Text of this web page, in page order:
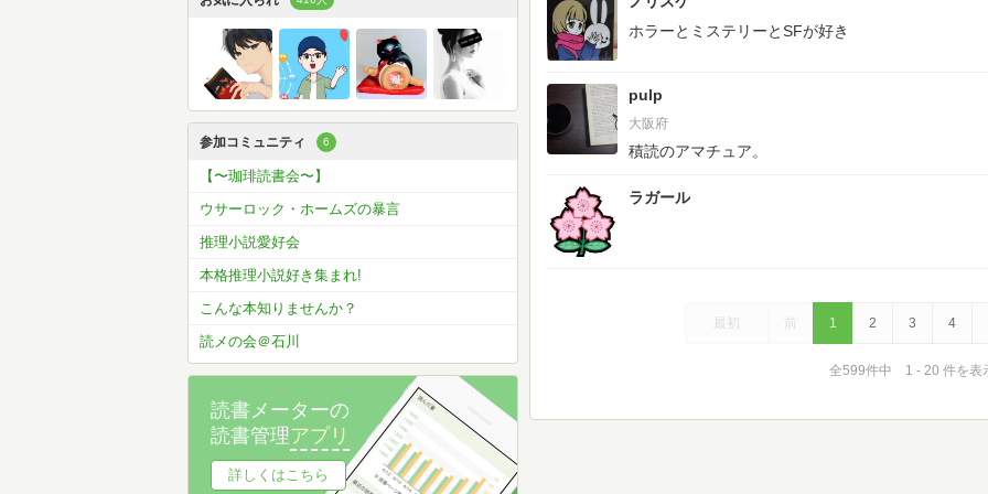
ホラーとミステリーとSFが好き
pulp
大阪府
積読のアマチュア。
ラガール
最初 前 1 2 3 4
全599件中 1 - 20 件を表
参加コミュニティ 6
【〜珈琲読書会〜】
ウサーロック・ホームズの暴言
推理小説愛好会
本格推理小説好き集まれ!
こんな本知りませんか？
読メの会＠石川
読書メーターの
読書管理アプリ
詳しくはこちら